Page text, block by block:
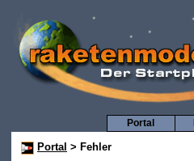
Portal
Portal > Fehler